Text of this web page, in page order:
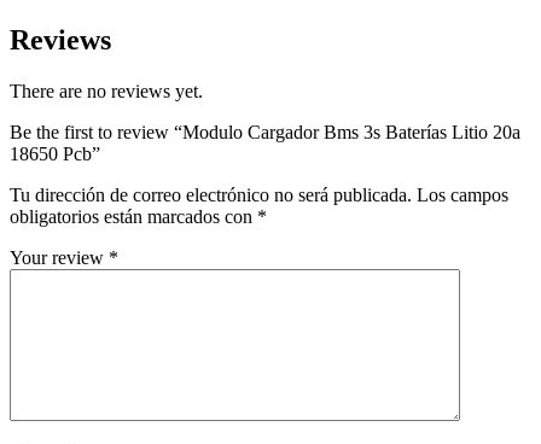
18650
Pcb
Reviews
There are no reviews yet.
Be the first to review “Modulo Cargador Bms 3s Baterías Litio 20a
18650 Pcb”
Tu dirección de correo electrónico no será publicada. Los campos
obligatorios están marcados con *
Your review *